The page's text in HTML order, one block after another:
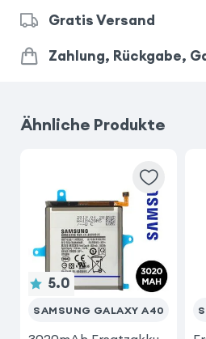
Gratis Versand
Zahlung, Rückgabe,
Ähnliche Produkte
5.0
SAMSUNG GALAXY A40